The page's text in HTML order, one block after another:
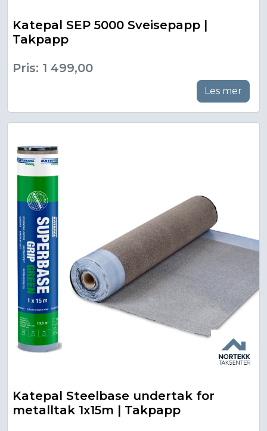
Katepal SEP 5000 Sveisepapp |
Takpapp
Pris: 1 499,00
Les mer
Katepal Steelbase undertak for
metalltak 1x15m | Takpapp